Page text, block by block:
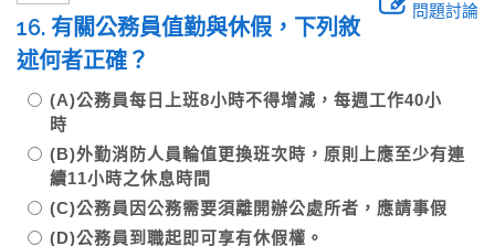
問題討論
16. 有關公務員值勤與休假，下列敘
述何者正確？
(A)公務員每日上班8小時不得增減，每週工作40小
時
(B)外勤消防人員輪值更換班次時，原則上應至少有連
續11小時之休息時間
(C)公務員因公務需要須離開辦公處所者，應請事假
(D)公務員到職起即可享有休假權。